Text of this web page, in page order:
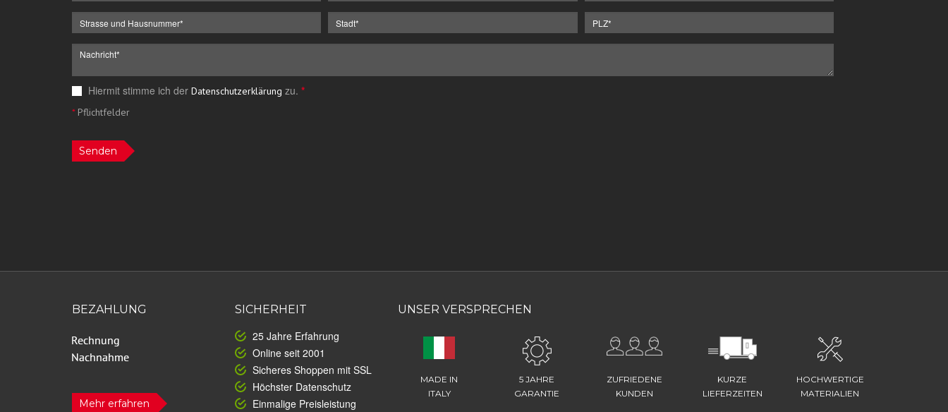
Hiermit stimme ich der Datenschutzerklärung zu. *
*Pflichtfelder
Senden
BEZAHLUNG
Mehr erfahren
SICHERHEIT
25 Jahre Erfahrung
Online seit 2001
Sicheres Shoppen mit SSL
Höchster Datenschutz
Einmalige Preisleistung
UNSER VERSPRECHEN
MADE IN
ITALY
5 JAHRE
GARANTIE
ZUFRIEDENE
KUNDEN
KURZE
LIEFERZEITEN
HOCHWERTIGE
MATERIALIEN